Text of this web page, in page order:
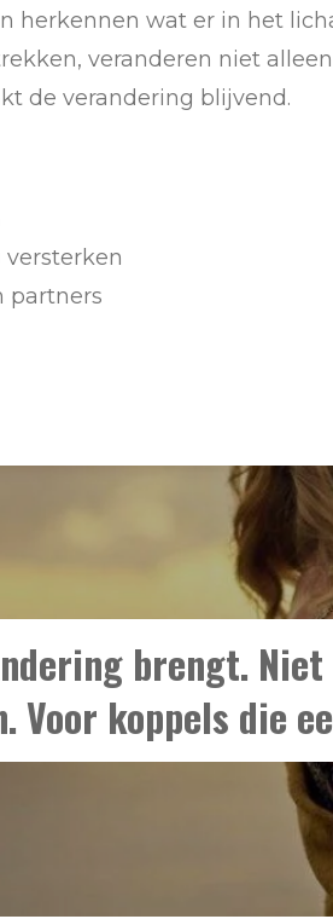
herkennen wat er in het
veranderen niet
de verandering blijvend.
partners
brengt.
koppels die